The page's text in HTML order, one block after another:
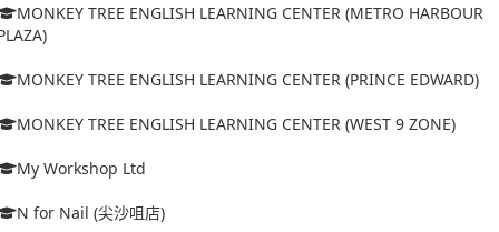
MONKEY TREE ENGLISH LEARNING CENTER (METRO HARBOUR
MONKEY TREE ENGLISH LEARNING CENTER (PRINCE EDWARD)
MONKEY TREE ENGLISH LEARNING CENTER (WEST 9 ZONE)
My Workshop Ltd
N for Nail (尖沙咀店)